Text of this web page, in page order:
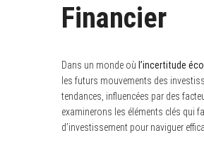
Financier
Dans un monde où l’incertitude
les futurs mouvements des
tendances, influencées par des
examinerons les éléments clés qui
d’investissement pour naviguer